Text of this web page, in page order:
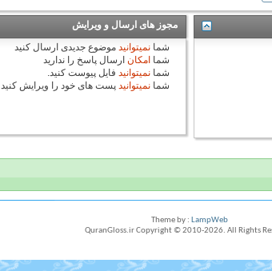
مجوز های ارسال و ویرایش
شمانمیتوانید موضوع جدیدی ارسال کنید
شما امکان ارسال پاسخ را ندارید
شمانمیتوانید فایل پیوست کنید.
شمانمیتوانید پست های خود را ویرایش کنید
Theme by : LampWeb
QuranGloss.ir Copyright © 2010-2026. All Rights